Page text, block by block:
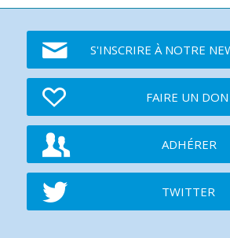
S'INSCRIRE À NOTRE
FAIRE UN DON
ADHÉRER
TWITTER